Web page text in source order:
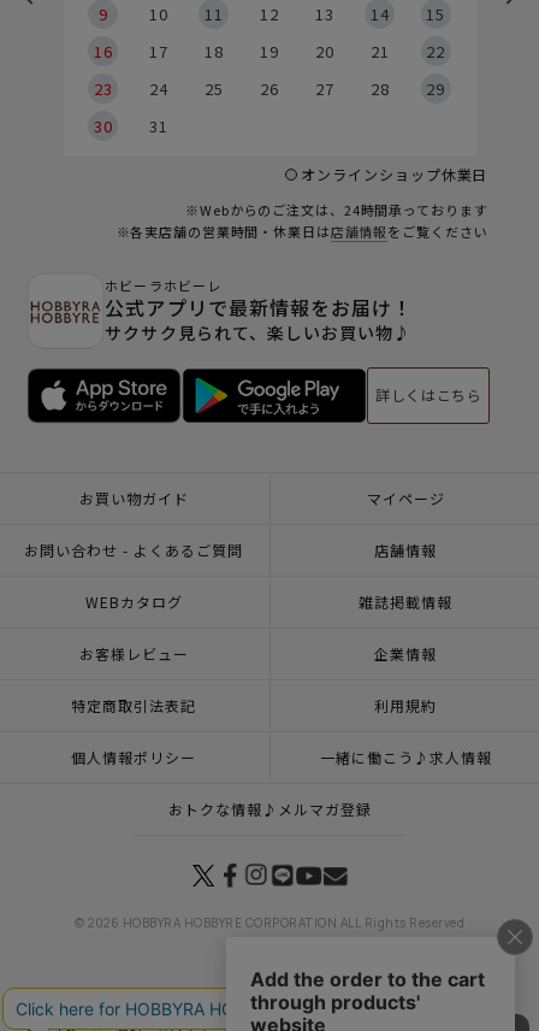
9
10 11 12 13 14
15
16
17 18 19 20 21
22
23
24 25 26 27 28
29
30
31
オンラインショップ休業日
※Webからのご注文は、24時間承っております
※各実店舗の営業時間・休業日は店舗情報をご覧ください
ホビーラホビーレ
公式アプリで最新情報をお届け！
サクサク見られて、楽しいお買い物♪
詳しくはこちら
お買い物ガイド マイページ
お問い合わせ - よくあるご質問 店舗情報
WEBカタログ 雑誌掲載情報
お客様レビュー 企業情報
特定商取引法表記 利用規約
個人情報ポリシー 一緒に働こう♪求人情報
おトクな情報♪メルマガ登録
© 2026 HOBBYRA HOBBYRE CORPORATION ALL Rights Reserved